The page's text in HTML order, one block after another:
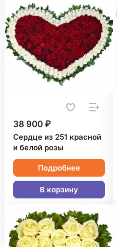
38 900 ₽
Сердце из 251 красной
и белой розы
Подробнее
В корзину